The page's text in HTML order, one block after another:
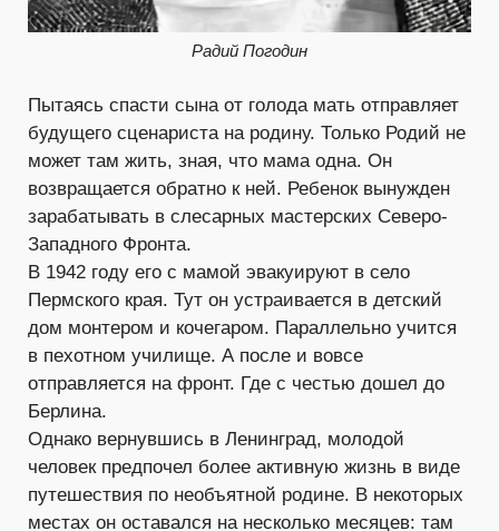
Радий Погодин
Пытаясь спасти сына от голода мать отправляет
будущего сценариста на родину. Только Родий не
может там жить, зная, что мама одна. Он
возвращается обратно к ней. Ребенок вынужден
зарабатывать в слесарных мастерских Северо-
Западного Фронта.
В 1942 году его с мамой эвакуируют в село
Пермского края. Тут он устраивается в детский
дом монтером и кочегаром. Параллельно учится
в пехотном училище. А после и вовсе
отправляется на фронт. Где с честью дошел до
Берлина.
Однако вернувшись в Ленинград, молодой
человек предпочел более активную жизнь в виде
путешествия по необъятной родине. В некоторых
местах он оставался на несколько месяцев: там